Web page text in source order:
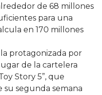
de 68 millones
para una
en 170 millones
protagonizada por
de la cartelera
Story 5”, que
segunda semana